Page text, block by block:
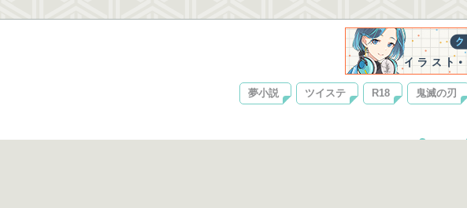
夢小説 ツイステ R18 鬼滅の刃